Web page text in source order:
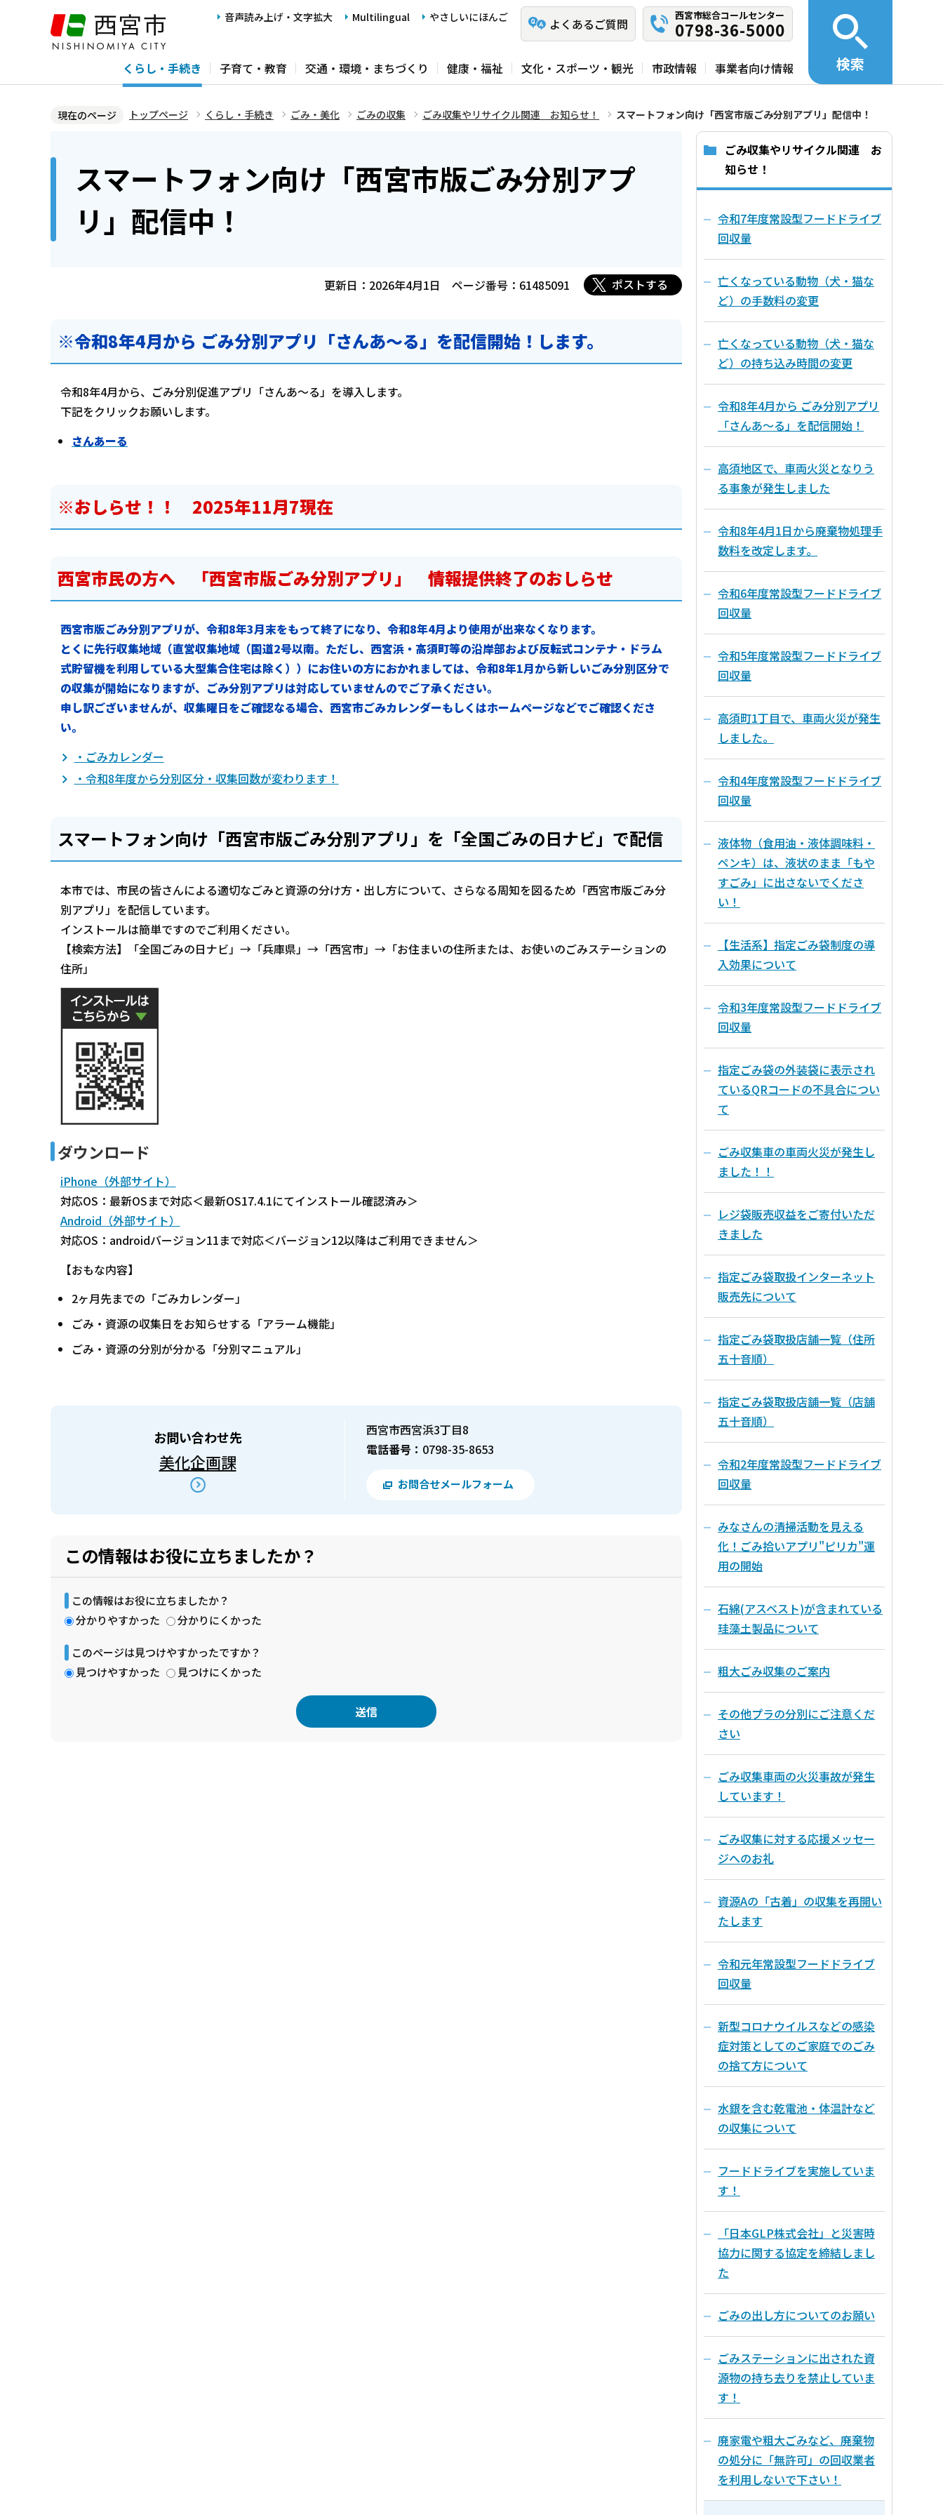
ジ
音声読み上げ・文字拡大 Multilingual やさしいにほんご よくあるご質問
西宮市総合コールセンター
0798-36-5000
くらし・手続き 子育て・教育 交通・環境・まちづくり 健康・福祉 文化・スポーツ・観光 市政情報 事業者向け情報 検索
現在のページ トップページ くらし・手続き ごみ・美化 ごみの収集 ごみ収集やリサイクル関連 お知らせ！ スマートフォン向け「西宮市版ごみ分別アプリ」配信中！
スマートフォン向け「西宮市版ごみ分別アプ
リ」配信中！
更新日：2026年4月1日 ページ番号：61485091 ポストする
※令和8年4月から ごみ分別アプリ「さんあ～る」を配信開始！します。
令和8年4月から、ごみ分別促進アプリ「さんあ～る」を導入します。
下記をクリックお願いします。
さんあーる
※おしらせ！！ 2025年11月7現在
西宮市民の方へ 「西宮市版ごみ分別アプリ」 情報提供終了のおしらせ
西宮市版ごみ分別アプリが、令和8年3月末をもって終了になり、令和8年4月より使用が出来なくなります。
とくに先行収集地域（直営収集地域（国道2号以南。ただし、西宮浜・高須町等の沿岸部および反転式コンテナ・ドラム
式貯留機を利用している大型集合住宅は除く））にお住いの方におかれましては、令和8年1月から新しいごみ分別区分で
の収集が開始になりますが、ごみ分別アプリは対応していませんのでご了承ください。
申し訳ございませんが、収集曜日をご確認なる場合、西宮市ごみカレンダーもしくはホームページなどでご確認くださ
い。
・ごみカレンダー
・令和8年度から分別区分・収集回数が変わります！
スマートフォン向け「西宮市版ごみ分別アプリ」を「全国ごみの日ナビ」で配信
本市では、市民の皆さんによる適切なごみと資源の分け方・出し方について、さらなる周知を図るため「西宮市版ごみ分
別アプリ」を配信しています。
インストールは簡単ですのでご利用ください。
【検索方法】「全国ごみの日ナビ」→「兵庫県」→「西宮市」→「お住まいの住所または、お使いのごみステーションの
住所」
ダウンロード
iPhone（外部サイト）
対応OS：最新OSまで対応＜最新OS17.4.1にてインストール確認済み＞
Android（外部サイト）
対応OS：androidバージョン11まで対応＜バージョン12以降はご利用できません＞
【おもな内容】
2ヶ月先までの「ごみカレンダー」
ごみ・資源の収集日をお知らせする「アラーム機能」
ごみ・資源の分別が分かる「分別マニュアル」
お問い合わせ先
美化企画課
西宮市西宮浜3丁目8
電話番号： 0798-35-8653
お問合せメールフォーム
この情報はお役に立ちましたか？
この情報はお役に立ちましたか？
分かりやすかった
分かりにくかった
このページは見つけやすかったですか？
見つけやすかった
見つけにくかった
ごみ収集やリサイクル関連 お
知らせ！
令和7年度常設型フードドライブ
回収量
亡くなっている動物（犬・猫な
ど）の手数料の変更
亡くなっている動物（犬・猫な
ど）の持ち込み時間の変更
令和8年4月から ごみ分別アプリ
「さんあ～る」を配信開始！
高須地区で、車両火災となりう
る事象が発生しました
令和8年4月1日から廃棄物処理手
数料を改定します。
令和6年度常設型フードドライブ
回収量
令和5年度常設型フードドライブ
回収量
高須町1丁目で、車両火災が発生
しました。
令和4年度常設型フードドライブ
回収量
液体物（食用油・液体調味料・
ペンキ）は、液状のまま「もや
すごみ」に出さないでくださ
い！
【生活系】指定ごみ袋制度の導
入効果について
令和3年度常設型フードドライブ
回収量
指定ごみ袋の外装袋に表示され
ているQRコードの不具合につい
て
ごみ収集車の車両火災が発生し
ました！！
レジ袋販売収益をご寄付いただ
きました
指定ごみ袋取扱インターネット
販売先について
指定ごみ袋取扱店舗一覧（住所
五十音順）
指定ごみ袋取扱店舗一覧（店舗
五十音順）
令和2年度常設型フードドライブ
回収量
みなさんの清掃活動を見える
化！ごみ拾いアプリ"ピリカ"運
用の開始
石綿(アスベスト)が含まれている
珪藻土製品について
粗大ごみ収集のご案内
その他プラの分別にご注意くだ
さい
ごみ収集車両の火災事故が発生
しています！
ごみ収集に対する応援メッセー
ジへのお礼
資源Aの「古着」の収集を再開い
たします
令和元年常設型フードドライブ
回収量
新型コロナウイルスなどの感染
症対策としてのご家庭でのごみ
の捨て方について
水銀を含む乾電池・体温計など
の収集について
フードドライブを実施していま
す！
「日本GLP株式会社」と災害時
協力に関する協定を締結しまし
た
ごみの出し方についてのお願い
ごみステーションに出された資
源物の持ち去りを禁止していま
す！
廃家電や粗大ごみなど、廃棄物
の処分に「無許可」の回収業者
を利用しないで下さい！